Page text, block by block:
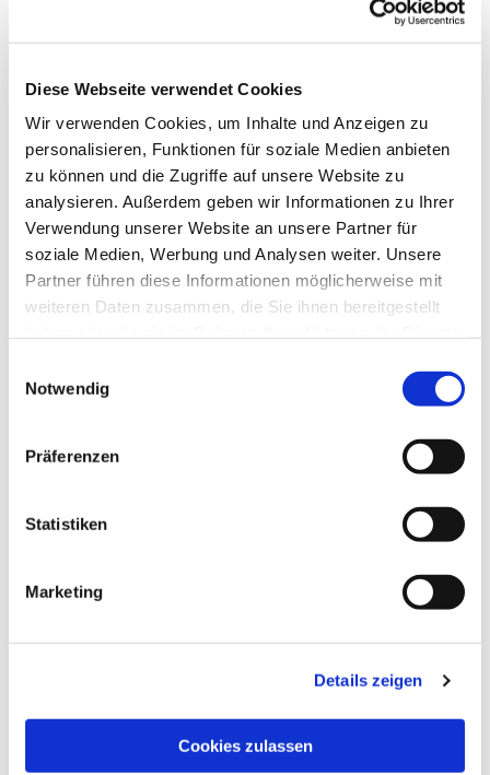
Diese Webseite verwendet Cookies
Wir verwenden Cookies, um Inhalte und Anzeigen zu
personalisieren, Funktionen für soziale Medien anbieten
zu können und die Zugriffe auf unsere Website zu
analysieren. Außerdem geben wir Informationen zu Ihrer
Verwendung unserer Website an unsere Partner für
soziale Medien, Werbung und Analysen weiter. Unsere
Partner führen diese Informationen möglicherweise mit
weiteren Daten zusammen, die Sie ihnen bereitgestellt
Notwendig
Präferenzen
Statistiken
Marketing
Details zeigen
Cookies zulassen